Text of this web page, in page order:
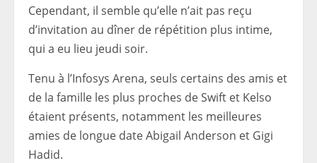
Cependant, il semble qu’elle n’ait pas reçu
d’invitation au dîner de répétition plus intime,
qui a eu lieu jeudi soir.
Tenu à l’Infosys Arena, seuls certains des amis et
de la famille les plus proches de Swift et Kelso
étaient présents, notamment les meilleures
amies de longue date Abigail Anderson et Gigi
Hadid.